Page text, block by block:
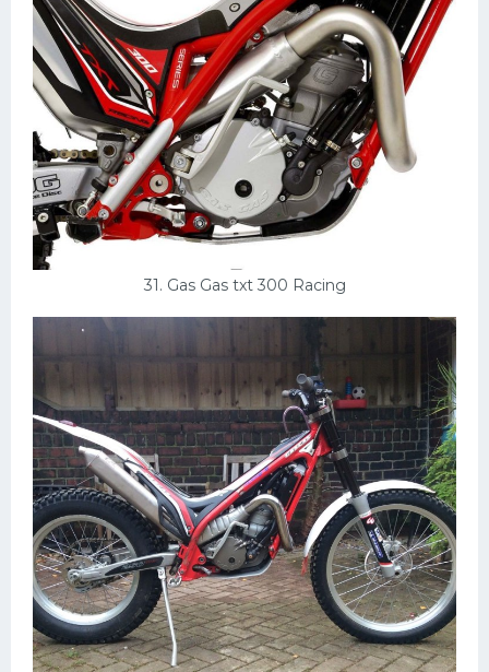
31. Gas Gas txt 300 Racing